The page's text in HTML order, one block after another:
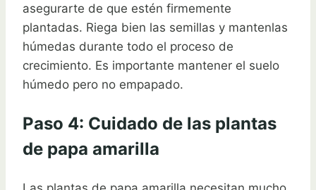
asegurarte de que estén firmemente
plantadas. Riega bien las semillas y mantenlas
húmedas durante todo el proceso de
crecimiento. Es importante mantener el suelo
húmedo pero no empapado.
Paso 4: Cuidado de las plantas
de papa amarilla